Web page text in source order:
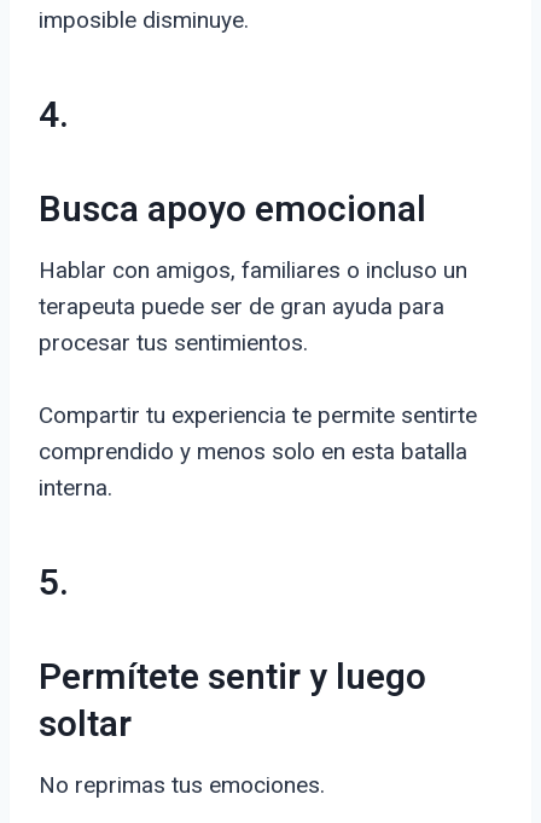
imposible disminuye.
4.
Busca apoyo emocional
Hablar con amigos, familiares o incluso un
terapeuta puede ser de gran ayuda para
procesar tus sentimientos.
Compartir tu experiencia te permite sentirte
comprendido y menos solo en esta batalla
interna.
5.
Permítete sentir y luego
soltar
No reprimas tus emociones.